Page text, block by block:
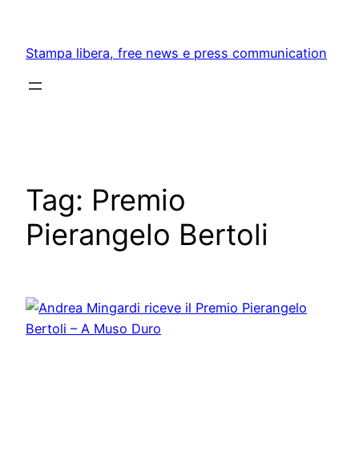
content
Stampa libera, free news e press communication
Tag: Premio
Pierangelo Bertoli